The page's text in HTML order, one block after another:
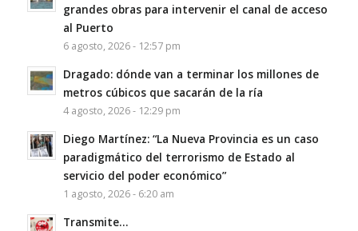
grandes obras para intervenir el canal de acceso
al Puerto
6 agosto, 2026 - 12:57 pm
Dragado: dónde van a terminar los millones de
metros cúbicos que sacarán de la ría
4 agosto, 2026 - 12:29 pm
Diego Martínez: “La Nueva Provincia es un caso
paradigmático del terrorismo de Estado al
servicio del poder económico”
1 agosto, 2026 - 6:20 am
Transmite…